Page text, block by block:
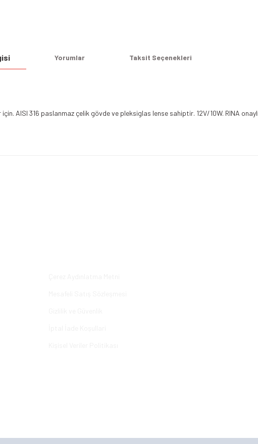
Yorumlar Taksit Seçenekleri
AISI 316 paslanmaz çelik gövde ve pleksiglas lense sahiptir. 12V/10W. RINA